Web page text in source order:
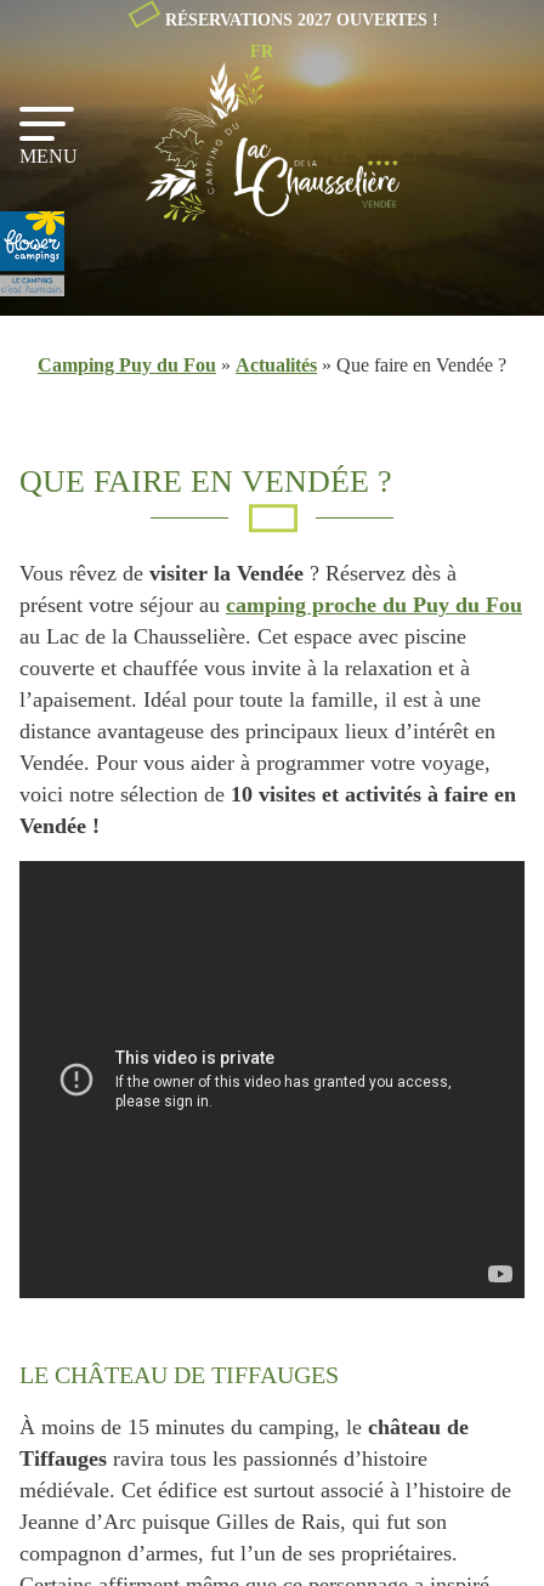
RÉSERVATIONS 2027 OUVERTES !
NL
FR
MENU
Camping Puy du Fou » Actualités » Que faire en Vendée ?
QUE FAIRE EN VENDÉE ?
Vous rêvez de visiter la Vendée ? Réservez dès à
présent votre séjour au camping proche du Puy du Fou
au Lac de la Chausselière. Cet espace avec piscine
couverte et chauffée vous invite à la relaxation et à
l’apaisement. Idéal pour toute la famille, il est à une
distance avantageuse des principaux lieux d’intérêt en
Vendée. Pour vous aider à programmer votre voyage,
voici notre sélection de 10 visites et activités à faire en
Vendée !
LE CHÂTEAU DE TIFFAUGES
À moins de 15 minutes du camping, le château de
Tiffauges ravira tous les passionnés d’histoire
médiévale. Cet édifice est surtout associé à l’histoire de
Jeanne d’Arc puisque Gilles de Rais, qui fut son
compagnon d’armes, fut l’un de ses propriétaires.